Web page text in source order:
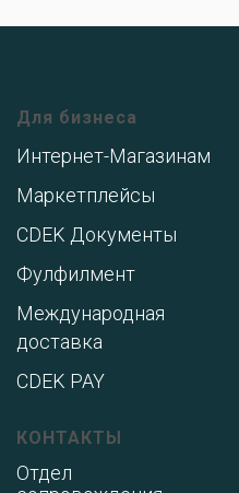
Для бизнеса
Интернет-Магазинам
Маркетплейсы
CDEK Документы
Фулфилмент
Международная
доставка
CDEK PAY
КОНТАКТЫ
Отдел